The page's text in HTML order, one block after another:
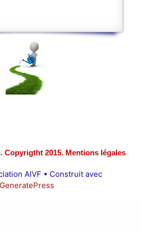
Copyrigtht 2015. Mentions légales
AIVF • Construit avec
GeneratePress